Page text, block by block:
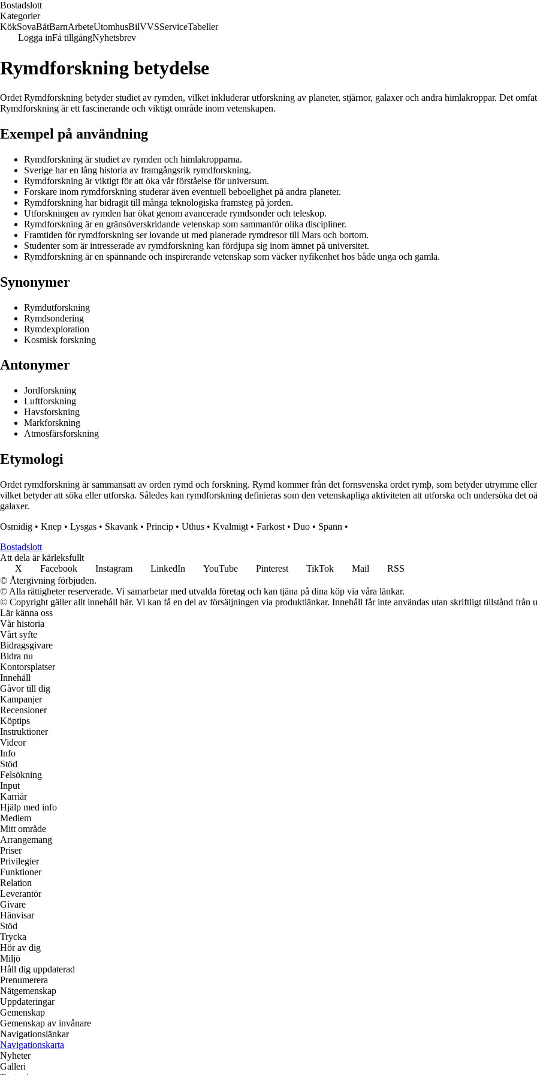
Bostadslott
Kategorier
KökSovaBåtBarnArbeteUtomhusBilVVSServiceTabeller
Logga inFå tillgångNyhetsbrev
Rymdforskning betydelse
Ordet Rymdforskning betyder studiet av rymden, vilket inkluderar utforskning av planeter, stjärnor, galaxer och andra himlakroppar. Det
Rymdforskning är ett fascinerande och viktigt område inom vetenskapen.
Exempel på användning
Rymdforskning är studiet av rymden och himlakropparna.
Sverige har en lång historia av framgångsrik rymdforskning.
Rymdforskning är viktigt för att öka vår förståelse för universum.
Forskare inom rymdforskning studerar även eventuell beboelighet på andra planeter.
Rymdforskning har bidragit till många teknologiska framsteg på jorden.
Utforskningen av rymden har ökat genom avancerade rymdsonder och teleskop.
Rymdforskning är en gränsöverskridande vetenskap som sammanför olika discipliner.
Framtiden för rymdforskning ser lovande ut med planerade rymdresor till Mars och bortom.
Studenter som är intresserade av rymdforskning kan fördjupa sig inom ämnet på universitet.
Rymdforskning är en spännande och inspirerande vetenskap som väcker nyfikenhet hos både unga och gamla.
Synonymer
Rymdutforskning
Rymdsondering
Rymdexploration
Kosmisk forskning
Antonymer
Jordforskning
Luftforskning
Havsforskning
Markforskning
Atmosfärsforskning
Etymologi
Ordet rymdforskning är sammansatt av orden rymd och forskning. Rymd kommer från det fornsvenska ordet rymþ, som betyder utrymme
vilket betyder att söka eller utforska. Således kan rymdforskning definieras som den vetenskapliga aktiviteten att utforska och undersöka det
galaxer.
Osmidig • Knep • Lysgas • Skavank • Princip • Uthus • Kvalmigt • Farkost • Duo • Spann •
Bostadslott
Att dela är kärleksfullt
X
Facebook Instagram LinkedIn YouTube Pinterest TikTok Mail
RSS
© Återgivning förbjuden.
© Alla rättigheter reserverade. Vi samarbetar med utvalda företag och kan tjäna på dina köp via våra länkar.
© Copyright gäller allt innehåll här. Vi kan få en del av försäljningen via produktlänkar. Innehåll får inte användas utan skriftligt tillstånd från
Lär känna oss
Vår historia
Vårt syfte
Bidragsgivare
Bidra nu
Kontorsplatser
Innehåll
Gåvor till dig
Kampanjer
Recensioner
Köptips
Instruktioner
Videor
Info
Stöd
Felsökning
Input
Karriär
Hjälp med info
Medlem
Mitt område
Arrangemang
Priser
Privilegier
Funktioner
Relation
Leverantör
Givare
Hänvisar
Stöd
Trycka
Hör av dig
Miljö
Håll dig uppdaterad
Prenumerera
Nätgemenskap
Uppdateringar
Gemenskap
Gemenskap av invånare
Navigationslänkar
Navigationskarta
Nyheter
Galleri